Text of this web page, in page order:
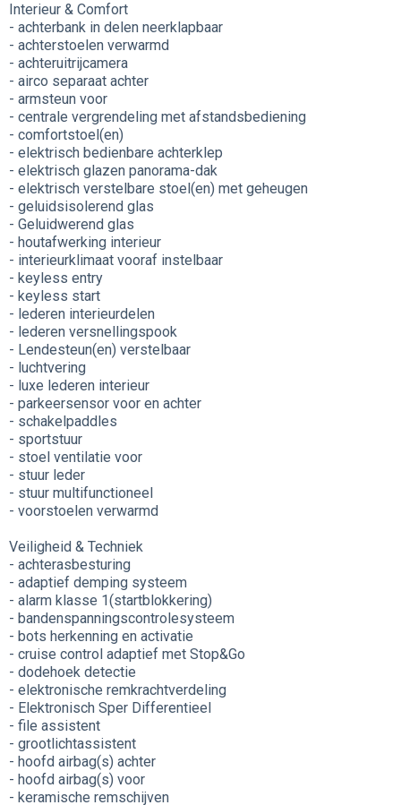
Interieur & Comfort
- achterbank in delen neerklapbaar
- achterstoelen verwarmd
- achteruitrijcamera
- airco separaat achter
- armsteun voor
- centrale vergrendeling met afstandsbediening
- comfortstoel(en)
- elektrisch bedienbare achterklep
- elektrisch glazen panorama-dak
- elektrisch verstelbare stoel(en) met geheugen
- geluidsisolerend glas
- Geluidwerend glas
- houtafwerking interieur
- interieurklimaat vooraf instelbaar
- keyless entry
- keyless start
- lederen interieurdelen
- lederen versnellingspook
- Lendesteun(en) verstelbaar
- luchtvering
- luxe lederen interieur
- parkeersensor voor en achter
- schakelpaddles
- sportstuur
- stoel ventilatie voor
- stuur leder
- stuur multifunctioneel
- voorstoelen verwarmd
Veiligheid & Techniek
- achterasbesturing
- adaptief demping systeem
- alarm klasse 1(startblokkering)
- bandenspanningscontrolesysteem
- bots herkenning en activatie
- cruise control adaptief met Stop&Go
- dodehoek detectie
- elektronische remkrachtverdeling
- Elektronisch Sper Differentieel
- file assistent
- grootlichtassistent
- hoofd airbag(s) achter
- hoofd airbag(s) voor
- keramische remschijven